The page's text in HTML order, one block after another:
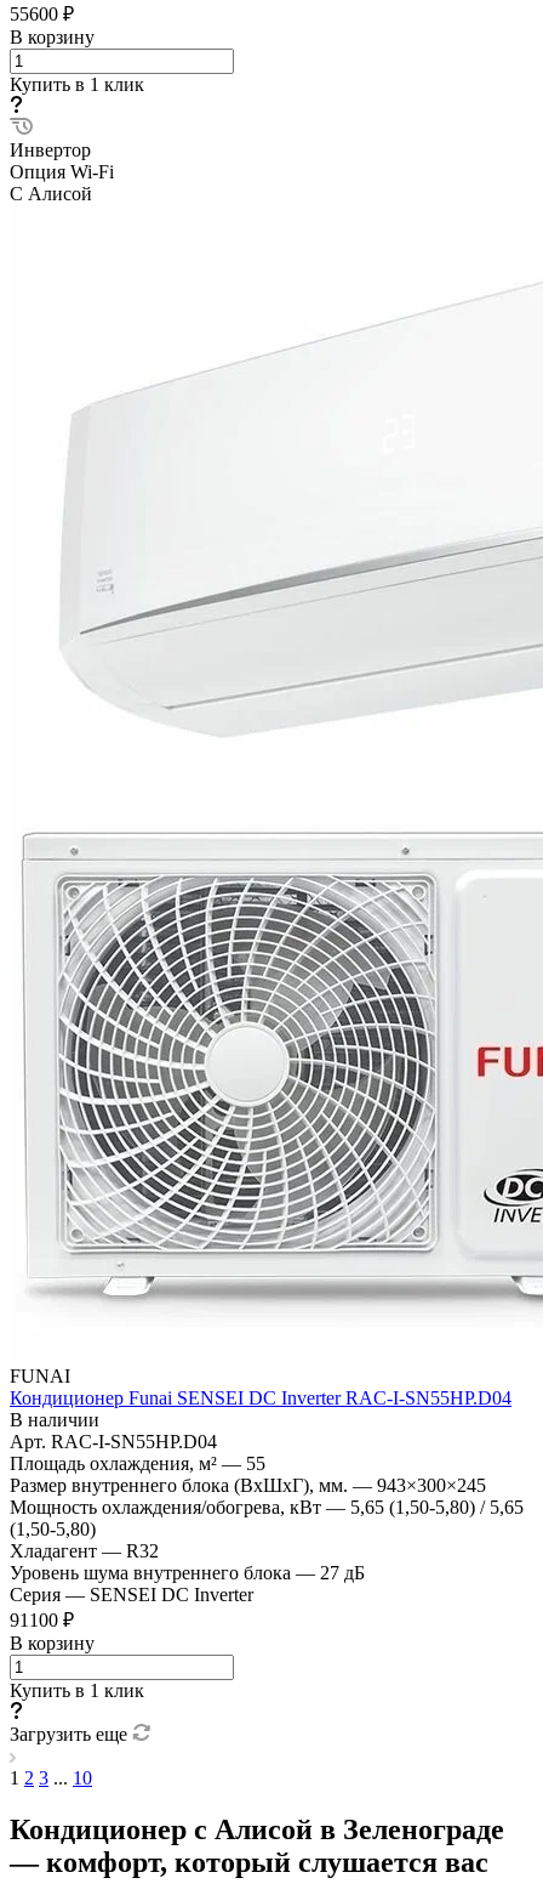
55600 ₽
В корзину
Купить в 1 клик
Инвертор
Опция Wi-Fi
С Алисой
FUNAI
Кондиционер Funai SENSEI DC Inverter RAC-I-SN55HP.D04
В наличии
Арт. RAC-I-SN55HP.D04
Площадь охлаждения, м² — 55
Размер внутреннего блока (ВхШхГ), мм. — 943×300×245
Мощность охлаждения/обогрева, кВт — 5,65 (1,50-5,80) / 5,65
(1,50-5,80)
Хладагент — R32
Уровень шума внутреннего блока — 27 дБ
Серия — SENSEI DC Inverter
91100 ₽
В корзину
Купить в 1 клик
Загрузить еще
1 2 3 ... 10
Кондиционер с Алисой в Зеленограде
— комфорт, который слушается вас